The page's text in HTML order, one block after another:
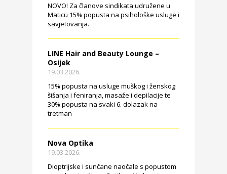
NOVO! Za članove sindikata udružene u
Maticu 15% popusta na psihološke usluge i
savjetovanja.
LINE Hair and Beauty Lounge –
Osijek
19.03.2026.
15% popusta na usluge muškog i ženskog
šišanja i feniranja, masaže i depilacije te
30% popusta na svaki 6. dolazak na
tretman
Nova Optika
19.03.2026.
Dioptrijske i sunčane naočale s popustom